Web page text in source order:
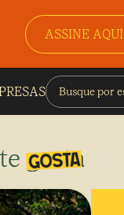
ASSINE AQUI
gosta